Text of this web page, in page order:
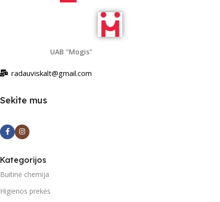
UAB "Mogis"
radauviskalt@gmail.com
Sekite mus
Kategorijos
Buitinė chemija
Higienos prekės